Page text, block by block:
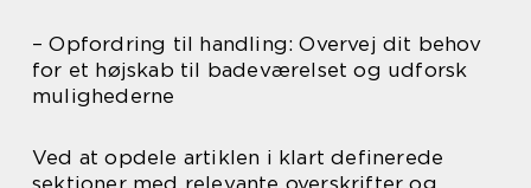
– Opfordring til handling: Overvej dit behov
for et højskab til badeværelset og udforsk
mulighederne
Ved at opdele artiklen i klart definerede
sektioner med relevante overskrifter og